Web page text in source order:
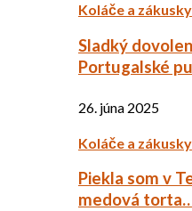
Koláče a zákusky
Sladký
Portugalské
26. júna 2025
Koláče a zákusky
Piekla som v
medová